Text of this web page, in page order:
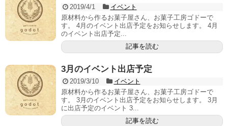
2019/4/1
イベント
原材料から作るお菓子屋さん、お菓子工房ゴドーで
す。 4月のイベント出店予定をお知らせします。 4月
のイベント出店予定...
記事を読む
3月のイベント出店予定
2019/3/10
イベント
原材料から作るお菓子屋さん、お菓子工房ゴドーで
す。 3月のイベント出店予定をお知らせします。 3月
に出店予定のイベント 3...
記事を読む